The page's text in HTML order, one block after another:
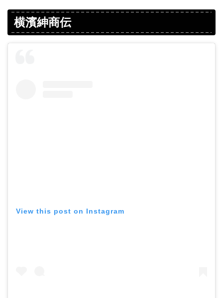
横濱紳商伝
View this post on Instagram